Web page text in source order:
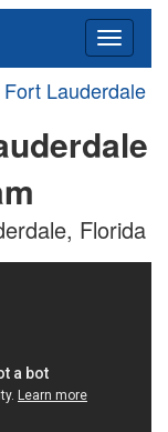
Fort Lauderdale
Florida